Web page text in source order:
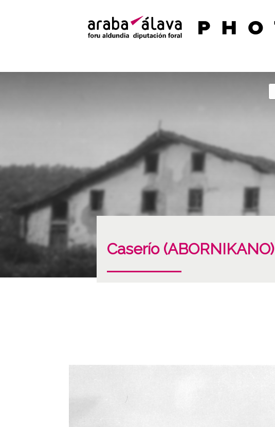
Caserío (ABORNIKANO)